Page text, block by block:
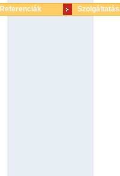
Referenciák